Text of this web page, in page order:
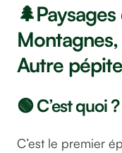
Autre
🟢 C’est quoi ?
C’est le premier